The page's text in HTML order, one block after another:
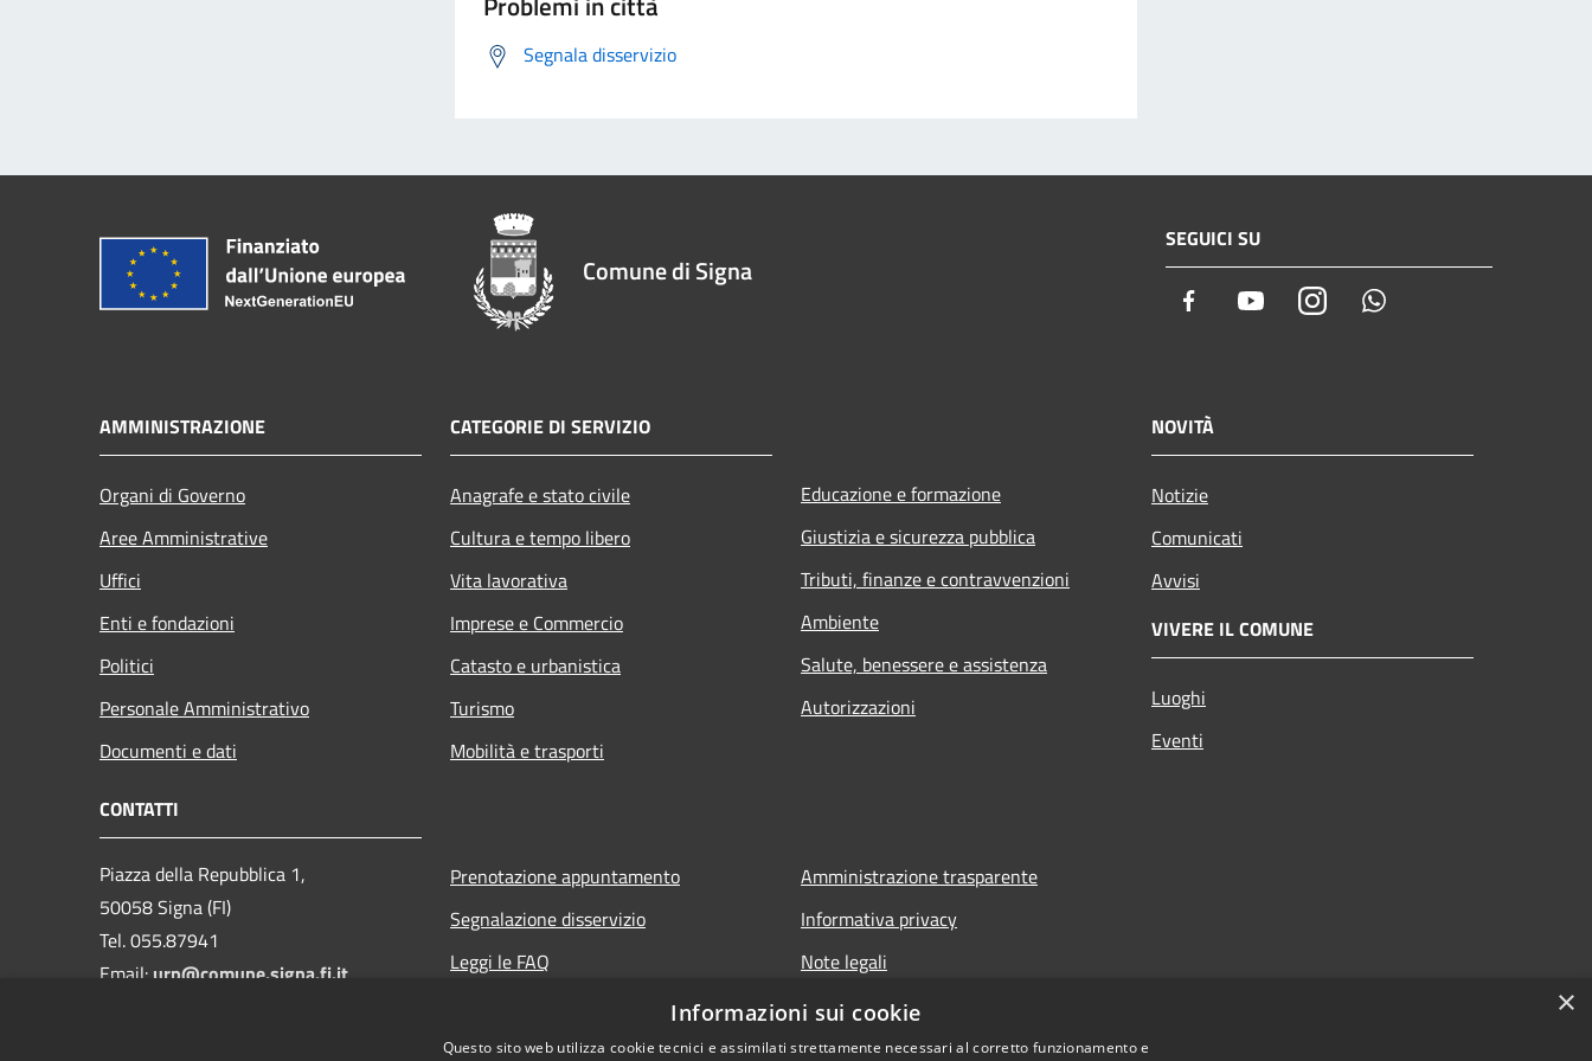
Segnala disservizio
Comune di Signa
SEGUICI SU
Facebook YoutubeInstagram
AMMINISTRAZIONE
Organi di Governo
Aree Amministrative
Uffici
Enti e fondazioni
Politici
Personale Amministrativo
Documenti e dati
CATEGORIE DI SERVIZIO
Anagrafe e stato civile
Cultura e tempo libero
Vita lavorativa
Imprese e Commercio
Catasto e urbanistica
Turismo
Mobilità e trasporti
Educazione e formazione
Giustizia e sicurezza pubblica
Tributi, finanze e contravvenzioni
Ambiente
Salute, benessere e assistenza
Autorizzazioni
NOVITÀ
Notizie
Comunicati
Avvisi
VIVERE IL COMUNE
Luoghi
Eventi
CONTATTI
Piazza della Repubblica 1,
50058 Signa (FI)
Tel. 055.87941
Email:urp@comune.signa.fi.it
Prenotazione appuntamento
Segnalazione disservizio
Leggi le FAQ
Amministrazione trasparente
Informativa privacy
Note legali
Dichiarazione di accessibilità
×
Informazioni sui cookie
Questo sito web utilizza cookie tecnici e assimilati strettamente necessari al corretto funzionamento e